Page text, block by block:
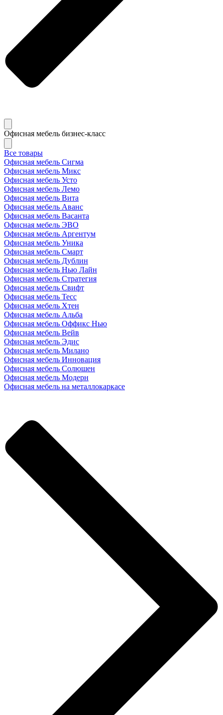
Офисная мебель бизнес-класс
Все товары
Офисная мебель Сигма
Офисная мебель Микс
Офисная мебель Усто
Офисная мебель Лемо
Офисная мебель Вита
Офисная мебель Аванс
Офисная мебель Васанта
Офисная мебель ЭВО
Офисная мебель Аргентум
Офисная мебель Уника
Офисная мебель Смарт
Офисная мебель Дублин
Офисная мебель Нью Лайн
Офисная мебель Стратегия
Офисная мебель Свифт
Офисная мебель Тесс
Офисная мебель Хтен
Офисная мебель Альба
Офисная мебель Оффикс Нью
Офисная мебель Вейв
Офисная мебель Эдис
Офисная мебель Милано
Офисная мебель Инновация
Офисная мебель Солюшен
Офисная мебель Модерн
Офисная мебель на металлокаркасе